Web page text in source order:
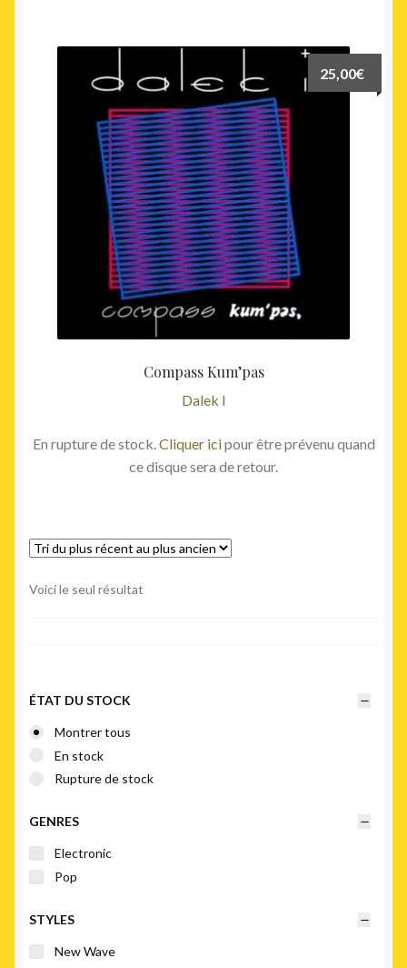
Compass Kum’pas
Dalek I
25,00€
En rupture de stock. Cliquer icipour être prévenu quand
ce disque sera de retour.
Voici le seul résultat
ÉTAT DU STOCK
Montrer tous
En stock
Rupture de stock
GENRES
Electronic
Pop
STYLES
New Wave